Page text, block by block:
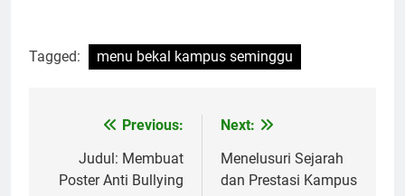
Tagged: menu bekal kampus seminggu
navigation
Previous:
Judul: Membuat
Poster Anti Bullying
Next:
Menelusuri Sejarah
dan Prestasi Kampus